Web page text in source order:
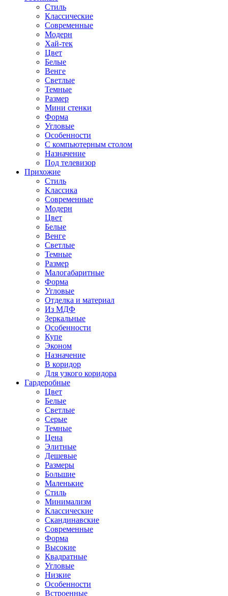
Стиль
Классические
Современные
Модерн
Хай-тек
Цвет
Белые
Венге
Светлые
Темные
Размер
Мини стенки
Форма
Угловые
Особенности
С компьютерным столом
Назначение
Под телевизор
Прихожие
Стиль
Классика
Современные
Модерн
Цвет
Белые
Венге
Светлые
Темные
Размер
Малогабаритные
Форма
Угловые
Отделка и материал
Из МДФ
Зеркальные
Особенности
Купе
Эконом
Назначение
В коридор
Для узкого коридора
Гардеробные
Цвет
Белые
Светлые
Серые
Темные
Цена
Элитные
Дешевые
Размеры
Большие
Маленькие
Стиль
Минимализм
Классические
Скандинавские
Современные
Форма
Высокие
Квадратные
Угловые
Низкие
Особенности
Встроенные